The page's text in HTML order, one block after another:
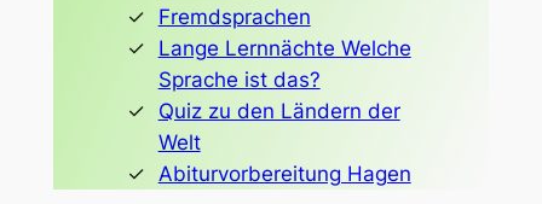
Fremdsprachen
Lange Lernnächte Welche
Sprache ist das?
Quiz zu den Ländern der
Welt
Abiturvorbereitung Hagen